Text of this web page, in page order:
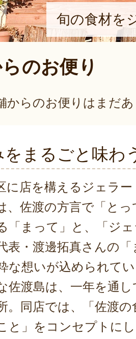
旬の食材を
のお便り
からのお便りはまだ
をまるごと味わ
に店を構えるジェラ
、佐渡の方言で「と
「まって」と、「ジ
表・渡邊拓真さんの
な想いが込められて
佐渡島は、一年を通
。同店では、「佐渡
と」をコンセプトに